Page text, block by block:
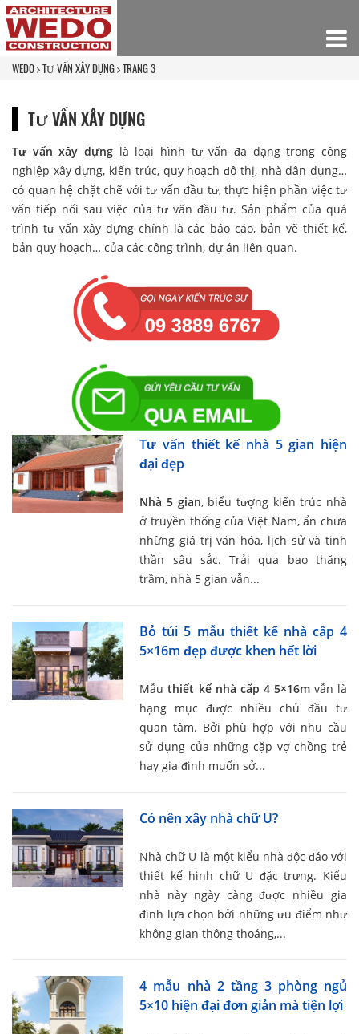
WEDO TƯ VẤN XÂY DỰNG TRANG 3
TƯ VẤN XÂY DỰNG
Tư vấn xây dựng là loại hình tư vấn đa dạng trong công
nghiệp xây dựng, kiến trúc, quy hoạch đô thị, nhà dân dụng…
có quan hệ chặt chẽ với tư vấn đầu tư, thực hiện phần việc tư
vấn tiếp nối sau việc của tư vấn đầu tư. Sản phẩm của quá
trình tư vấn xây dựng chính là các báo cáo, bản vẽ thiết kế,
bản quy hoạch… của các công trình, dự án liên quan.
Tư vấn thiết kế nhà 5 gian hiện
đại đẹp
Nhà 5 gian, biểu tượng kiến trúc nhà
ở truyền thống của Việt Nam, ẩn chứa
những giá trị văn hóa, lịch sử và tinh
thần sâu sắc. Trải qua bao thăng
trầm, nhà 5 gian vẫn...
Bỏ túi 5 mẫu thiết kế nhà cấp 4
5×16m đẹp được khen hết lời
Mẫuthiết kế nhà cấp 4 5×16mvẫn là
hạng mục được nhiều chủ đầu tư
quan tâm. Bởi phù hợp với nhu cầu
sử dụng của những cặp vợ chồng trẻ
hay gia đình muốn sở...
Có nên xây nhà chữ U?
Nhà chữ U là một kiểu nhà độc đáo với
thiết kế hình chữ U đặc trưng. Kiểu
nhà này ngày càng được nhiều gia
đình lựa chọn bởi những ưu điểm như
không gian thông thoáng,...
4 mẫu nhà 2 tầng 3 phòng ngủ
5×10 hiện đại đơn giản mà tiện lợi